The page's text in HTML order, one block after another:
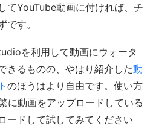
てYouTube動画に付ければ、チ
です。
を利用して動画にウォータ
きるものの、やはり紹介した動
のほうはより自由です。使い方
に動画をアップロードしている
ードして試してみてください